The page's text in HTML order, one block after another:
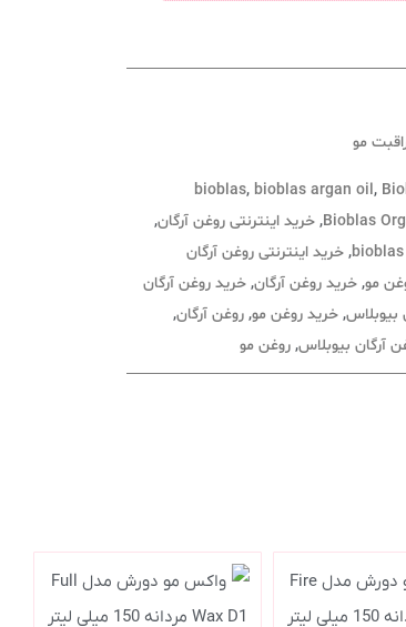
مو
bioblas, bioblas argan oil,
Bioblas
, خرید اینترنتی روغن آرگان,
, خرید اینترنتی روغن آرگان
مو, خرید روغن آرگان, خرید روغن آرگان
بیوبلاس, خرید روغن مو, روغن آرگان,
آرگان بیوبلاس, روغن مو